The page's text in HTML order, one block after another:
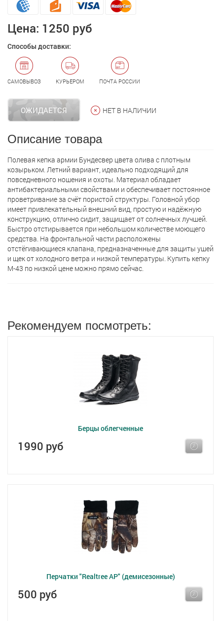
Цена: 1250 руб
Способы доставки:
САМОВЫВОЗ КУРЬЕРОМ ПОЧТА РОССИИ
ОЖИДАЕТСЯ НЕТ В НАЛИЧИИ
Описание товара
Полевая кепка армии Бундесвер цвета олива с плотным
козырьком. Летний вариант, идеально подходящий для
повседневного ношения и охоты. Материал обладает
антибактериальными свойствами и обеспечивает постоянное
проветривание за счёт пористой структуры. Головной убор
имеет привлекательный внешний вид, простую и надёжную
конструкцию, отлично сидит, защищает от солнечных лучшей.
Быстро отстирывается при небольшом количестве моющего
средства. На фронтальной части расположены
отстёгивающиеся клапана, предназначенные для защиты ушей
и щек от холодного ветра и низкой температуры. Купить кепку
М-43 по низкой цене можно прямо сейчас.
Рекомендуем посмотреть:
Берцы облегченные
1990 руб
Перчатки "Realtree AP" (демисезонные)
500 руб